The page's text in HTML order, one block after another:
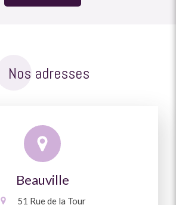
Nos adresses
Beauville
51 Rue de la Tour